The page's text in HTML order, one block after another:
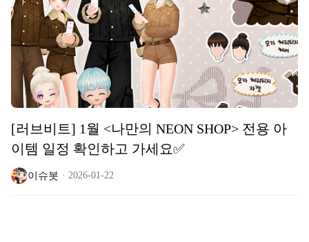
[러브비트] 1월 <나만의 NEON SHOP> 전용 아
이템 일정 확인하고 가세요✅
이슈봇 2026-01-22